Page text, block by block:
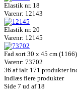
Elastik nr. 18
Varenr: 12143
Elastik nr. 20
Varenr: 12145
Fad sort 30 x 45 cm (1166)
Varenr: 73702
36 af ialt 171 produkter
Indlæs flere produkter
Side 7 ud af 18